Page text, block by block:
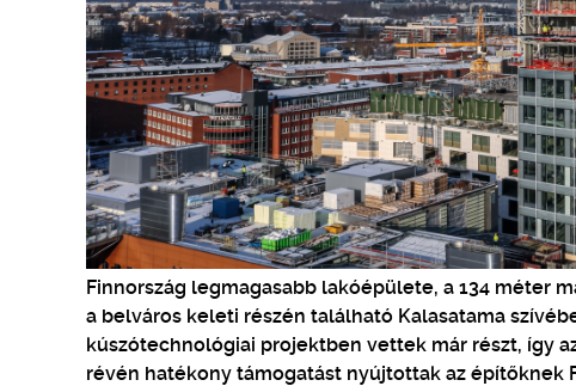
Finnország legmagasabb lakóépülete, a 134 méter
a belváros keleti részén található Kalasatama
kúszótechnológiai projektben vettek már részt, így
révén hatékony támogatást nyújtottak az építőknek